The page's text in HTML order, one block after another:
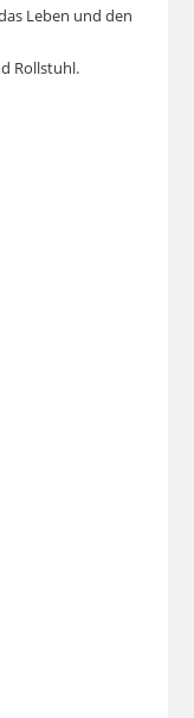
Leben und den
Rollstuhl.